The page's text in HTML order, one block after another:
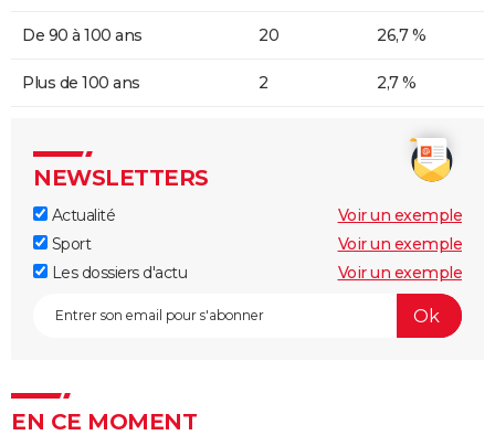
De 90 à 100 ans 20 26,7 %
Plus de 100 ans 2 2,7 %
NEWSLETTERS
Actualité
Voir un exemple
Sport
Voir un exemple
Les dossiers d'actu
Voir un exemple
EN CE MOMENT